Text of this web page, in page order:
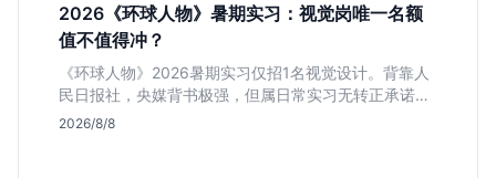
2026《环球人物》暑期实习：视觉岗唯一名额
值不值得冲？
《环球人物》2026暑期实习仅招1名视觉设计。背靠人
民日报社，央媒背书极强，但属日常实习无转正承诺。
适合追求高含金量简历、能接受严谨流程的设计生，想
2026/8/8